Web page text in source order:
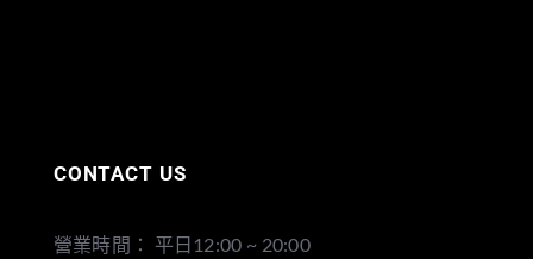
CONTACT US
營業時間： 平日12:00 ~ 20:00